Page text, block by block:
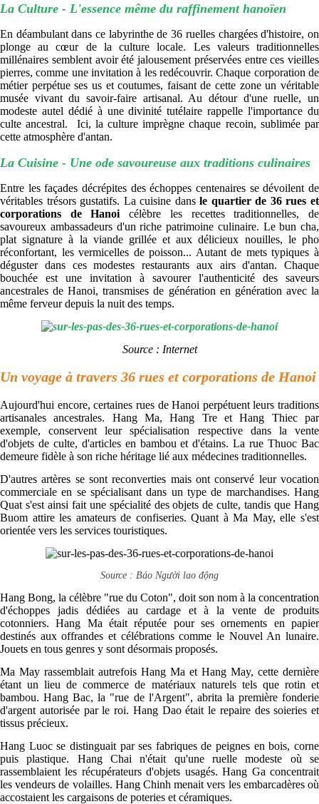
La Culture - L'essence même du raffinement hanoïen
En déambulant dans ce labyrinthe de 36 ruelles chargées d'histoire, on
plonge au cœur de la culture locale. Les valeurs traditionnelles
millénaires semblent avoir été jalousement préservées entre ces vieilles
pierres, comme une invitation à les redécouvrir. Chaque corporation de
métier perpétue ses us et coutumes, faisant de cette zone un véritable
musée vivant du savoir-faire artisanal. Au détour d'une ruelle, un
modeste autel dédié à une divinité tutélaire rappelle l'importance du
culte ancestral. Ici, la culture imprègne chaque recoin, sublimée par
cette atmosphère d'antan.
La Cuisine - Une ode savoureuse aux traditions culinaires
Entre les façades décrépites des échoppes centenaires se dévoilent de
véritables trésors gustatifs. La cuisine dansle quartier de 36 rues et
corporations de Hanoi célèbre les recettes traditionnelles, de
savoureux ambassadeurs d'un riche patrimoine culinaire. Le bun cha,
plat signature à la viande grillée et aux délicieux nouilles, le pho
réconfortant, les vermicelles de poisson... Autant de mets typiques à
déguster dans ces modestes restaurants aux airs d'antan. Chaque
bouchée est une invitation à savourer l'authenticité des saveurs
ancestrales de Hanoi, transmises de génération en génération avec la
même ferveur depuis la nuit des temps.
Source : Internet
Un voyage à travers 36 rues et corporations de Hanoi
Aujourd'hui encore, certaines rues de Hanoi perpétuent leurs traditions
artisanales ancestrales. Hang Ma, Hang Tre et Hang Thiec par
exemple, conservent leur spécialisation respective dans la vente
d'objets de culte, d'articles en bambou et d'étains. La rue Thuoc Bac
demeure fidèle à son riche héritage lié aux médecines traditionnelles.
D'autres artères se sont reconverties mais ont conservé leur vocation
commerciale en se spécialisant dans un type de marchandises. Hang
Quat s'est ainsi fait une spécialité des objets de culte, tandis que Hang
Buom attire les amateurs de confiseries. Quant à Ma May, elle s'est
orientée vers les services touristiques.
Source : Báo Người lao động
Hang Bong, la célèbre "rue du Coton", doit son nom à la concentration
d'échoppes jadis dédiées au cardage et à la vente de produits
cotonniers. Hang Ma était réputée pour ses ornements en papier
destinés aux offrandes et célébrations comme le Nouvel An lunaire.
Jouets en tous genres y sont désormais proposés.
Ma May rassemblait autrefois Hang Ma et Hang May, cette dernière
étant un lieu de commerce de matériaux naturels tels que rotin et
bambou. Hang Bac, la "rue de l'Argent", abrita la première fonderie
d'argent autorisée par le roi. Hang Dao était le repaire des soieries et
tissus précieux.
Hang Luoc se distinguait par ses fabriques de peignes en bois, corne
puis plastique. Hang Chai n'était qu'une ruelle modeste où se
rassemblaient les récupérateurs d'objets usagés. Hang Ga concentrait
les vendeurs de volailles. Hang Chinh menait vers les embarcadères où
accostaient les cargaisons de poteries et céramiques.